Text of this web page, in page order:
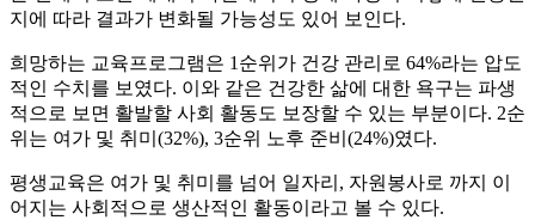
지에 따라 결과가 변화될 가능성도 있어 보인다.
희망하는 교육프로그램은 1순위가 건강 관리로 64%라는 압도
적인 수치를 보였다. 이와 같은 건강한 삶에 대한 욕구는 파생
적으로 보면 활발할 사회 활동도 보장할 수 있는 부분이다. 2순
위는 여가 및 취미(32%), 3순위 노후 준비(24%)였다.
평생교육은 여가 및 취미를 넘어 일자리, 자원봉사로 까지 이
어지는 사회적으로 생산적인 활동이라고 볼 수 있다.